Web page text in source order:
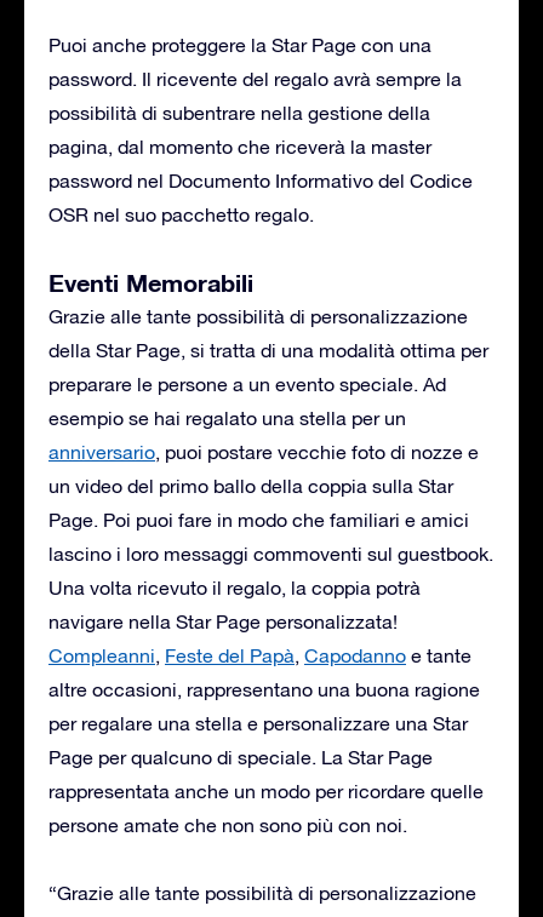
Puoi anche proteggere la Star Page con una
password. Il ricevente del regalo avrà sempre la
possibilità di subentrare nella gestione della
pagina, dal momento che riceverà la master
password nel Documento Informativo del Codice
OSR nel suo pacchetto regalo.
Eventi Memorabili
Grazie alle tante possibilità di personalizzazione
della Star Page, si tratta di una modalità ottima per
preparare le persone a un evento speciale. Ad
esempio se hai regalato una stella per un
anniversario, puoi postare vecchie foto di nozze e
un video del primo ballo della coppia sulla Star
Page. Poi puoi fare in modo che familiari e amici
lascino i loro messaggi commoventi sul guestbook.
Una volta ricevuto il regalo, la coppia potrà
navigare nella Star Page personalizzata!
Compleanni, Feste del Papà, Capodanno e tante
altre occasioni, rappresentano una buona ragione
per regalare una stella e personalizzare una Star
Page per qualcuno di speciale. La Star Page
rappresentata anche un modo per ricordare quelle
persone amate che non sono più con noi.
“Grazie alle tante possibilità di personalizzazione